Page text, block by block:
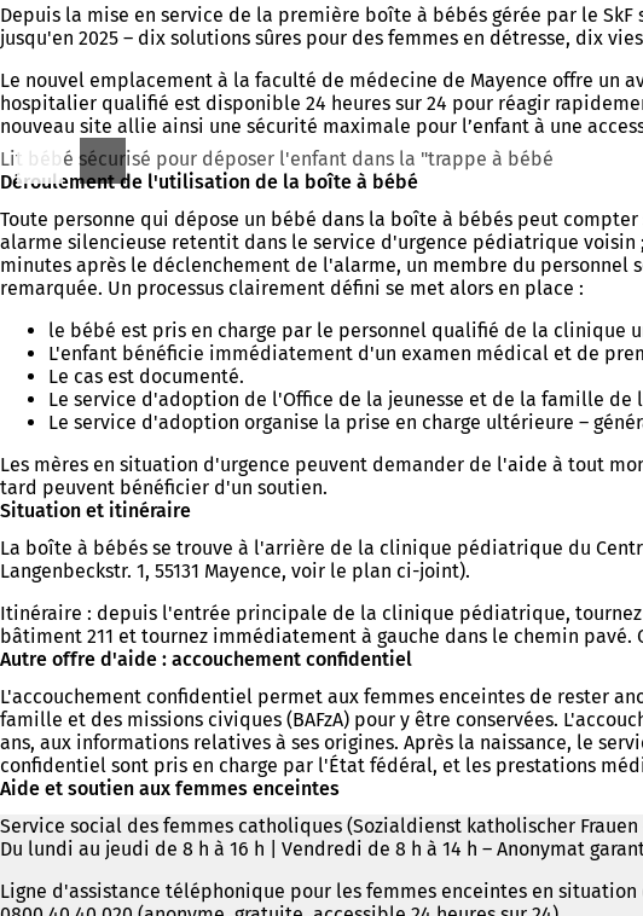
Depuis la mise en service de la première boîte à bébés gérée par le
jusqu'en 2025 – dix solutions sûres pour des femmes en détresse, dix
Le nouvel emplacement à la faculté de médecine de Mayence offre un
hospitalier qualifié est disponible 24 heures sur 24 pour réagir
nouveau site allie ainsi une sécurité maximale pour l’enfant à une
Lit bébé sécurisé pour déposer l'enfant dans la "trappe à bébé
Déroulement de l'utilisation de la boîte à bébé
Toute personne qui dépose un bébé dans la boîte à bébés peut
alarme silencieuse retentit dans le service d'urgence pédiatrique
minutes après le déclenchement de l'alarme, un membre du
remarquée. Un processus clairement défini se met alors en place :
le bébé est pris en charge par le personnel qualifié de la clinique
L'enfant bénéficie immédiatement d'un examen médical et de
Le cas est documenté.
Le service d'adoption de l'Office de la jeunesse et de la famille de
Le service d'adoption organise la prise en charge ultérieure –
Les mères en situation d'urgence peuvent demander de l'aide à tout
tard peuvent bénéficier d'un soutien.
Situation et itinéraire
La boîte à bébés se trouve à l'arrière de la clinique pédiatrique du
Langenbeckstr. 1, 55131 Mayence, voir le plan ci-joint).
Itinéraire : depuis l'entrée principale de la clinique pédiatrique, tournez
bâtiment 211 et tournez immédiatement à gauche dans le chemin
Autre offre d'aide : accouchement confidentiel
L'accouchement confidentiel permet aux femmes enceintes de rester
famille et des missions civiques (BAFzA) pour y être conservées.
ans, aux informations relatives à ses origines. Après la naissance, le
confidentiel sont pris en charge par l'État fédéral, et les prestations
Aide et soutien aux femmes enceintes
Service social des femmes catholiques (Sozialdienst katholischer Frauen
Du lundi au jeudi de 8 h à 16 h | Vendredi de 8 h à 14 h – Anonymat
Ligne d'assistance téléphonique pour les femmes enceintes en situation